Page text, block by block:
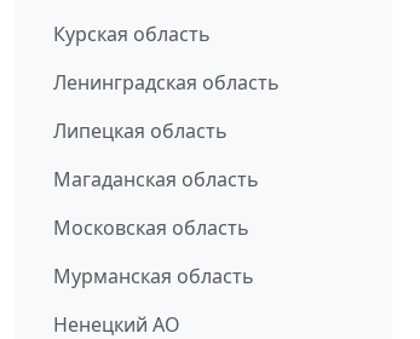
Курская область
Ленинградская область
Липецкая область
Магаданская область
Московская область
Мурманская область
Ненецкий АО